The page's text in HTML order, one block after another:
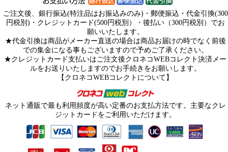
ご注文後、銀行振込(特注品はお振込みのみ)・郵便振込・代金引換(300
円税別)・クレジットカード(500円税別）・後払い（300円税別）でお
願いいたします。
★代金引換は商品がメーカー直送の場合は商品お届けの時でなく前後
での集金になる事もございますので予めご了承ください。
★クレジットカード支払いはご注文後クロネコWEBコレクト決済メー
ルをお送りいたしますのでお手続きをお願いします。
【クロネコWEBコレクトについて】
ネット通販で最も利用頻度が高い定番のお支払方法です。主要なクレ
ジットカードをご利用いただけます。